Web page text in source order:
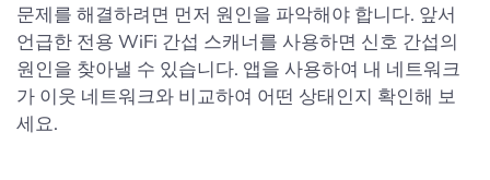
문제를 해결하려면 먼저 원인을 파악해야 합니다. 앞서
언급한 전용 WiFi 간섭 스캐너를 사용하면 신호 간섭의
원인을 찾아낼 수 있습니다. 앱을 사용하여 내 네트워크
가 이웃 네트워크와 비교하여 어떤 상태인지 확인해 보
세요.